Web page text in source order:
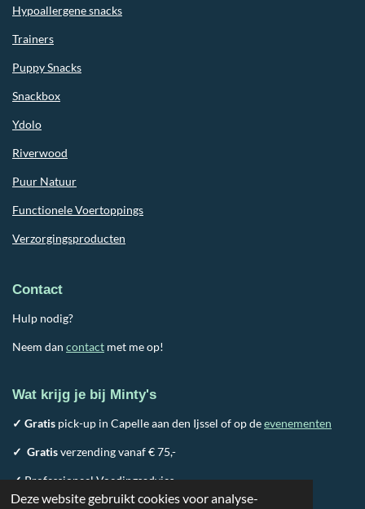
Deze website gebruikt cookies voor analyse-
Hypoallergene snacks
Trainers
Puppy Snacks
Snackbox
Ydolo
Riverwood
Puur Natuur
Functionele Voertoppings
Verzorgingsproducten
Contact
Hulp nodig?
Neem dan contact met me op!
Wat krijg je bij Minty's
✓ Gratis pick-up in Capelle aan den Ijssel of op deevenementen
✓ Gratisverzending vanaf € 75,-
✓Professioneel Voedingsadvies